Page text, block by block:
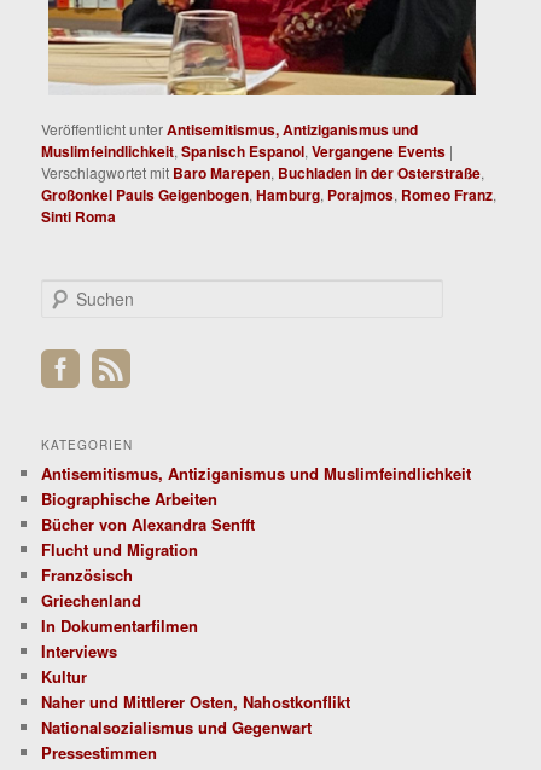
Veröffentlicht unterAntisemitismus, Antiziganismus und
Muslimfeindlichkeit,Spanisch Espanol,Vergangene Events |
Verschlagwortet mit Baro Marepen, Buchladen in der Osterstraße,
Großonkel Pauls Geigenbogen,Hamburg, Porajmos, Romeo Franz,
Sinti Roma
h
e
KATEGORIEN
Antisemitismus, Antiziganismus und Muslimfeindlichkeit
Biographische Arbeiten
Bücher von Alexandra Senfft
Flucht und Migration
Französisch
Griechenland
In Dokumentarfilmen
Interviews
Kultur
Naher und Mittlerer Osten, Nahostkonflikt
Nationalsozialismus und Gegenwart
Pressestimmen